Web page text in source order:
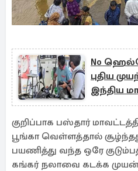
No
புதிய
இந்திய
குறிப்பாக பஸ்தார்
பூங்கா வெள்ளத்தால்
பயணித்து வந்த ஒரே
கங்கர் நலாவை கடக்க